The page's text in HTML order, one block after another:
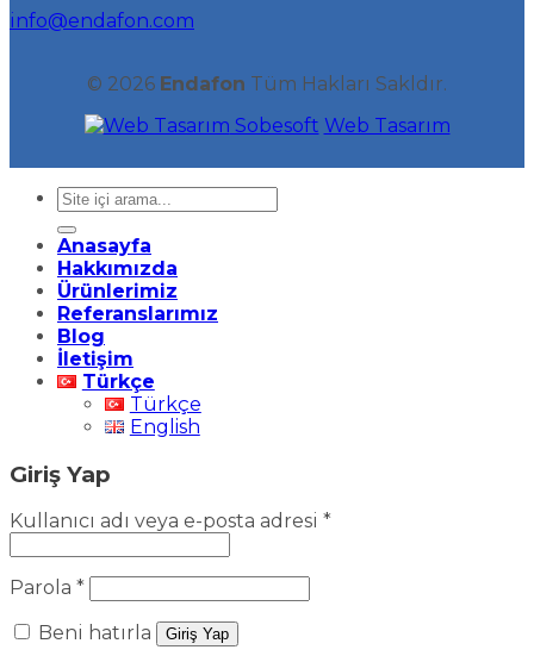
info@endafon.com
© 2026 Endafon Tüm Hakları Sakldır.
Sobesoft Web Tasarım
Ara:
Anasayfa
Hakkımızda
Ürünlerimiz
Referanslarımız
Blog
İletişim
Türkçe
Türkçe
English
Giriş Yap
Kullanıcı adı veya e-posta adresi *Gerekli
Parola *Gerekli
Beni hatırla Giriş Yap